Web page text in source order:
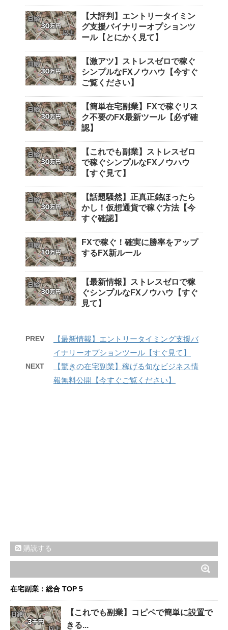
【大評判】エントリータイミン
グ支援バイナリーオプションツ
ール【とにかく見て】
【激アツ】ストレスゼロで稼ぐ
シンプルなFXノウハウ【今すぐ
ご覧ください】
【簡単在宅副業】FXで稼ぐリス
ク不要のFX最新ツール【必ず確
認】
【これでも副業】ストレスゼロ
で稼ぐシンプルなFXノウハウ
【すぐ見て】
【話題騒然】正真正銘ほったら
かし！仮想通貨で稼ぐ方法【今
すぐ確認】
FXで稼ぐ！確実に勝率をアップ
するFX新ルール
【最新情報】ストレスゼロで稼
ぐシンプルなFXノウハウ【すぐ
見て】
PREV
【最新情報】エントリータイミング支援バ
イナリーオプションツール【すぐ見て】
NEXT
【驚きの在宅副業】稼げる旬なビジネス情
報無料公開【今すぐご覧ください】
購読する
在宅副業：総合 TOP 5
【これでも副業】コピペで簡単に設置で
きる...